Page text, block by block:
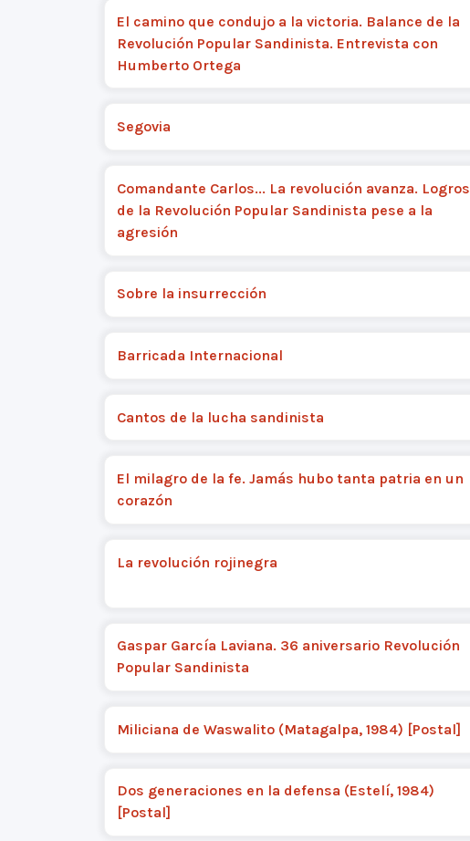
El camino que condujo a la victoria. Balance de la
Revolución Popular Sandinista. Entrevista con
Humberto Ortega
Segovia
Comandante Carlos... La revolución avanza. Logros
de la Revolución Popular Sandinista pese a la
agresión
Sobre la insurrección
Barricada Internacional
Cantos de la lucha sandinista
El milagro de la fe. Jamás hubo tanta patria en un
corazón
La revolución rojinegra
Gaspar García Laviana. 36 aniversario Revolución
Popular Sandinista
Miliciana de Waswalito (Matagalpa, 1984) [Postal]
Dos generaciones en la defensa (Estelí, 1984)
[Postal]